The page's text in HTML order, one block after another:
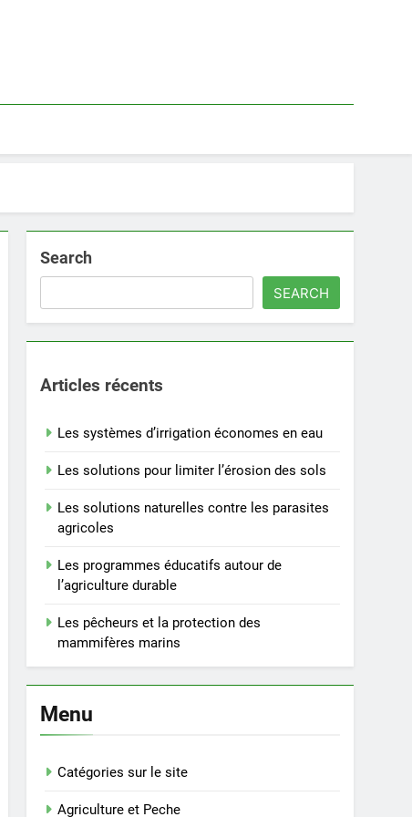
Search
SEARCH
Articles récents
Les systèmes d’irrigation économes en eau
Les solutions pour limiter l’érosion des sols
Les solutions naturelles contre les parasites
agricoles
Les programmes éducatifs autour de
l’agriculture durable
Les pêcheurs et la protection des
mammifères marins
Menu
Catégories sur le site
Agriculture et Peche